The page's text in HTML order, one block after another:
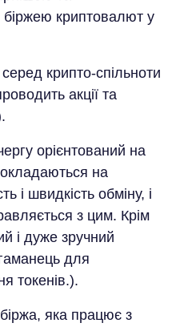
біржею криптовалют у
крипто-спільноти
акції та
орієнтований на
на
і швидкість обміну, і
з цим. Крім
і дуже зручний
для
токенів.).
яка працює з